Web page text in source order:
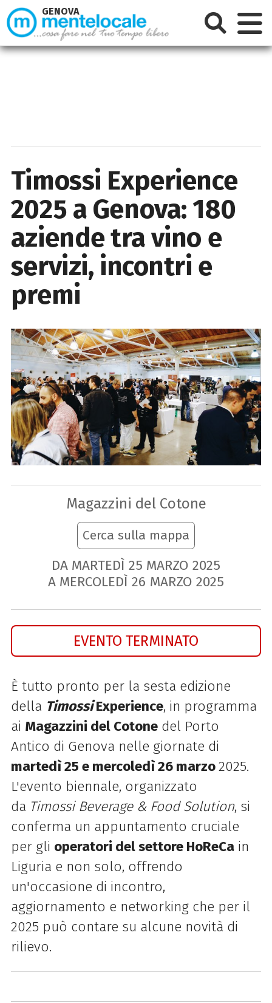
Timossi Experience
2025 a Genova: 180
aziende tra vino e
servizi, incontri e
premi
Magazzini del Cotone
Cerca sulla mappa
DA MARTEDÌ 25 MARZO 2025
A MERCOLEDÌ 26 MARZO 2025
EVENTO TERMINATO
È tutto pronto per la sesta edizione
della Timossi Experience, in programma
ai Magazzini del Cotonedel Porto
Antico di Genova nelle giornate di
martedì 25 e mercoledì 26 marzo2025.
L'evento biennale, organizzato
da TimossiBeverage & Food Solution, si
conferma un appuntamento cruciale
per gli operatori del settore HoReCain
Liguria e non solo, offrendo
un'occasione di incontro,
aggiornamento e networking che per il
2025 può contare su alcune novità di
rilievo.
GENOVA